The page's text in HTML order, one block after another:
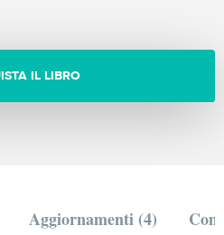
IL LIBRO
Aggiornamenti (4)